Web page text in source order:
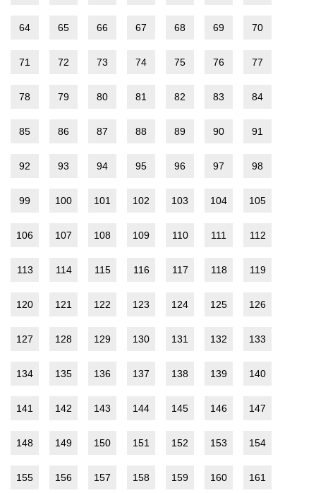
64 65 66 67 68 69 70
71 72 73 74 75 76 77
78 79 80 81 82 83 84
85 86 87 88 89 90 91
92 93 94 95 96 97 98
99 100 101 102 103 104 105
106 107 108 109 110 111 112
113 114 115 116 117 118 119
120 121 122 123 124 125 126
127 128 129 130 131 132 133
134 135 136 137 138 139 140
141 142 143 144 145 146 147
148 149 150 151 152 153 154
155 156 157 158 159 160 161